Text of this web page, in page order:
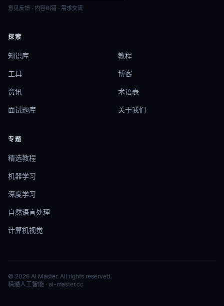
意见反馈 · 内容纠错 · 需求交流
探索
知识库 教程
工具 博客
资讯 术语表
面试题库 关于我们
专题
精选教程
机器学习
深度学习
自然语言处理
计算机视觉
© 2026 AI Master. All rights reserved.
精通人工智能 · ai-master.cc